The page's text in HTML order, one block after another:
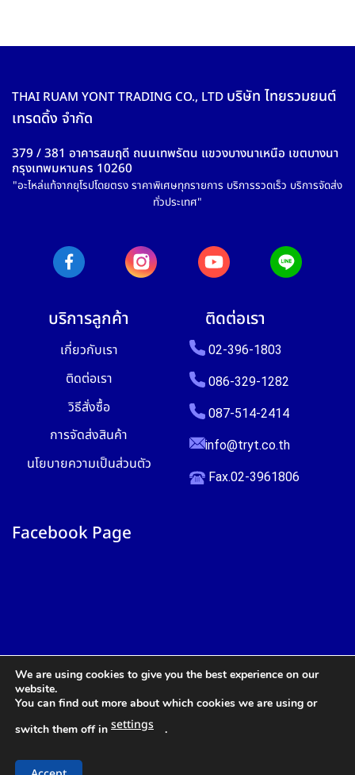
THAI RUAM YONT TRADING CO., LTD บริษัท ไทยรวมยนต์
เทรดดิ้ง จำกัด
379 / 381 อาคารสมฤดี ถนนเทพรัตน แขวงบางนาเหนือ เขตบางนา
กรุงเทพมหานคร 10260
"อะไหล่แท้จากยุโรปโดยตรง ราคาพิเศษทุกรายการ บริการรวดเร็ว บริการจัดส่ง
ทั่วประเทศ"
บริการลูกค้า
เกี่ยวกับเรา
ติดต่อเรา
วิธีสั่งซื้อ
การจัดส่งสินค้า
นโยบายความเป็นส่วนตัว
ติดต่อเรา
02-396-1803
086-329-1282
087-514-2414
info@tryt.co.th
Fax.02-3961806
Facebook Page
We are using cookies to give you the best experience on our
website.
You can find out more about which cookies we are using or
switch them off in settings .